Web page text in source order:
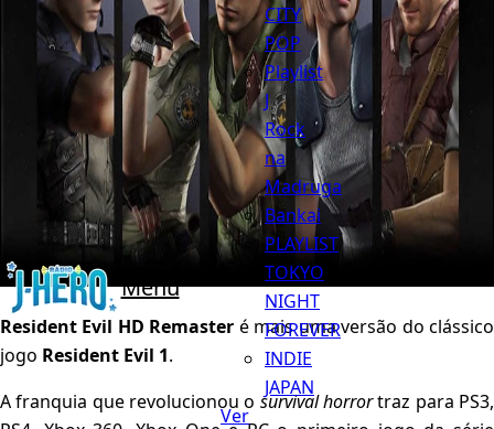
Menu
CITY
POP
Playlist
J
Rock
na
Madruga
Bankai
PLAYLIST
TOKYO
NIGHT
FOREVER
INDIE
JAPAN
Ver
Resident Evil HD Remaster é mais uma versão do clássico
jogo Resident Evil 1.
A franquia que revolucionou o survival horrortraz para PS3,